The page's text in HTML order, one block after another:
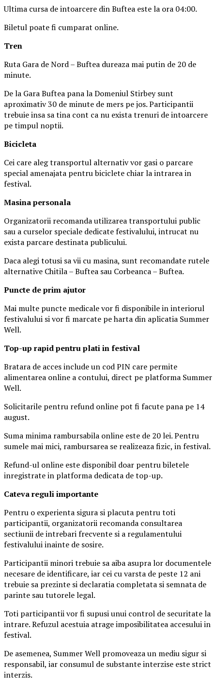
Ultima cursa de intoarcere din Buftea este la ora 04:00.
Biletul poate fi cumparat online.
Tren
Ruta Gara de Nord – Buftea dureaza mai putin de 20 de
minute.
De la Gara Buftea pana la Domeniul Stirbey sunt
aproximativ 30 de minute de mers pe jos. Participantii
trebuie insa sa tina cont ca nu exista trenuri de intoarcere
pe timpul noptii.
Bicicleta
Cei care aleg transportul alternativ vor gasi o parcare
special amenajata pentru biciclete chiar la intrarea in
festival.
Masinapersonala
Organizatorii recomanda utilizarea transportului public
sau a curselor speciale dedicate festivalului, intrucat nu
exista parcare destinata publicului.
Daca alegi totusi sa vii cu masina, sunt recomandate rutele
alternative Chitila – Buftea sau Corbeanca – Buftea.
Puncte de prim ajutor
Mai multe puncte medicale vor fi disponibile in interiorul
festivalului si vor fi marcate pe harta din aplicatia Summer
Well.
Top-up rapid pentru plati in festival
Bratara de acces include un cod PIN care permite
alimentarea online a contului, direct pe platforma Summer
Well.
Solicitarile pentru refund online pot fi facute pana pe 14
august.
Suma minima rambursabila online este de 20 lei. Pentru
sumele mai mici, rambursarea se realizeaza fizic, in festival.
Refund-ul online este disponibil doar pentru biletele
inregistrate in platforma dedicata de top-up.
Cateva reguli importante
Pentru o experienta sigura si placuta pentru toti
participantii, organizatorii recomanda consultarea
sectiunii de intrebari frecvente si a regulamentului
festivalului inainte de sosire.
Participantii minori trebuie sa aiba asupra lor documentele
necesare de identificare, iar cei cu varsta de peste 12 ani
trebuie sa prezinte si declaratia completata si semnata de
parinte sau tutorele legal.
Toti participantii vor fi supusi unui control de securitate la
intrare. Refuzul acestuia atrage imposibilitatea accesului in
festival.
De asemenea, Summer Well promoveaza un mediu sigur si
responsabil, iar consumul de substante interzise este strict
interzis.